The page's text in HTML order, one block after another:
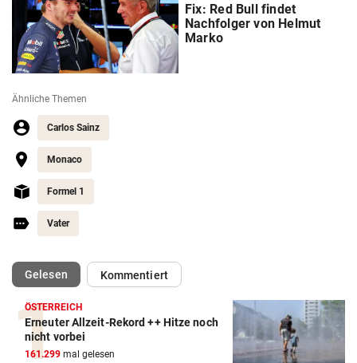
Fix: Red Bull findet
Nachfolger von Helmut
Marko
Ähnliche Themen
Carlos Sainz
Monaco
Formel 1
Vater
Gelesen(ausgewählt)Kommentiert
ÖSTERREICH
Erneuter Allzeit-Rekord ++ Hitze noch
nicht vorbei
161.299 mal gelesen
Action-Cam Vergleich